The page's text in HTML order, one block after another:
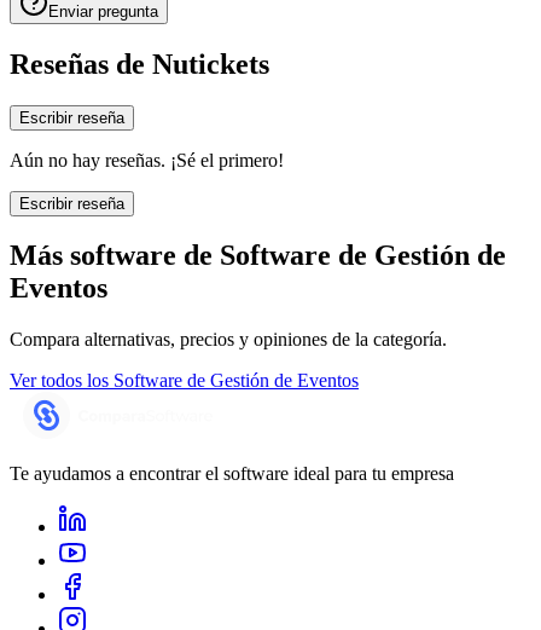
Enviar pregunta
Reseñas de Nutickets
Escribir reseña
Aún no hay reseñas. ¡Sé el primero!
Escribir reseña
Más software de Software de Gestión de
Eventos
Compara alternativas, precios y opiniones de la categoría.
Ver todos los Software de Gestión de Eventos
Te ayudamos a encontrar el software ideal para tu empresa